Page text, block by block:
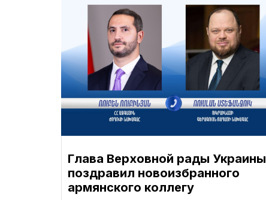
Глава Верховной рады Украины
поздравил новоизбранного
армянского коллегу